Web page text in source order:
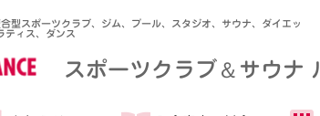
型スポーツクラブ、ジム、プール、スタジオ、サウナ、ダイエッ
ティス、ダンス
スポーツクラブ＆サウナ